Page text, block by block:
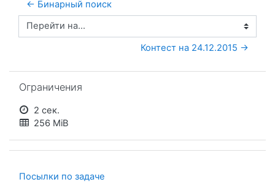
← Бинарный поиск
Перейти на...
Контест на 24.12.2015 →
Ограничения
2 сек.
256 MiB
Посылки по задаче